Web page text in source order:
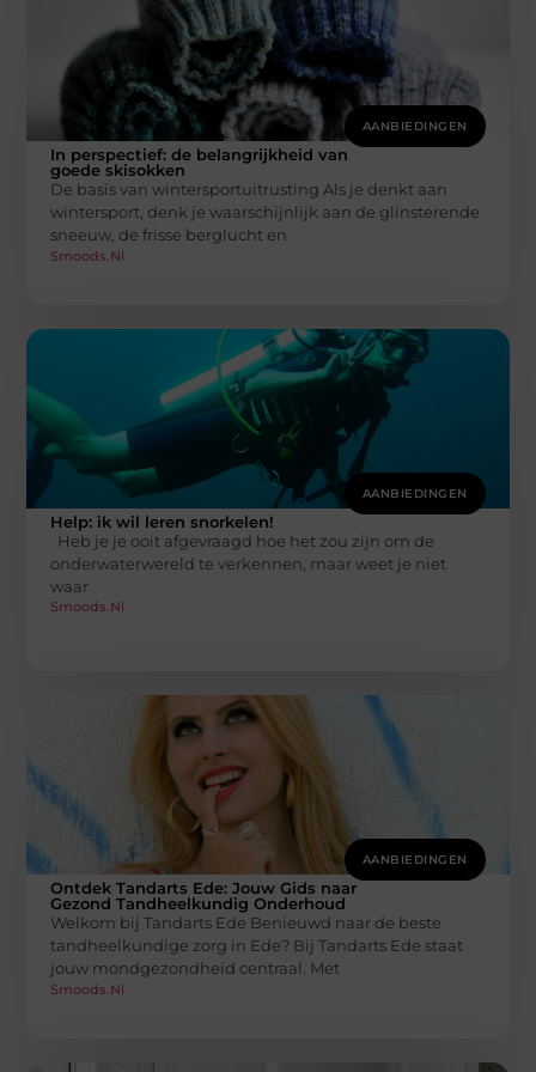
AANBIEDINGEN
In perspectief: de belangrijkheid van
goede skisokken
De basis van wintersportuitrusting Als je denkt aan
wintersport, denk je waarschijnlijk aan de glinsterende
sneeuw, de frisse berglucht en
Smoods.nl
AANBIEDINGEN
Help: ik wil leren snorkelen!
Heb je je ooit afgevraagd hoe het zou zijn om de
onderwaterwereld te verkennen, maar weet je niet
waar
Smoods.nl
AANBIEDINGEN
Ontdek Tandarts Ede: Jouw Gids naar
Gezond Tandheelkundig Onderhoud
Welkom bij Tandarts Ede Benieuwd naar de beste
tandheelkundige zorg in Ede? Bij Tandarts Ede staat
jouw mondgezondheid centraal. Met
Smoods.nl